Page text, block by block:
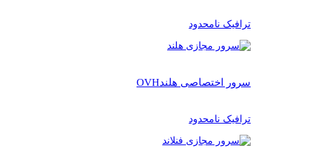
ترافیک نامحدود
سرور اختصاصی هلندOVH
ترافیک نامحدود